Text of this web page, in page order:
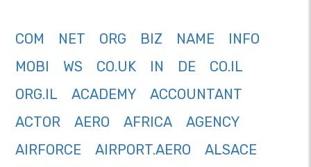
COM NET ORG BIZ NAME
INFO
MOBI
WS CO.UK IN DE
CO.IL
ORG.IL
ACADEMY
ACCOUNTANT
ACTOR
AERO AFRICA
AGENCY
AIRFORCE
AIRPORT.AERO
ALSACE